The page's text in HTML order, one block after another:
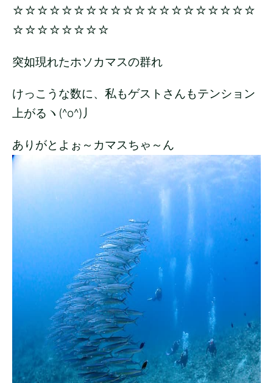
☆☆☆☆☆☆☆☆☆☆☆☆☆☆☆☆☆☆☆☆
☆☆☆☆☆☆☆☆
突如現れたホソカマスの群れ
けっこうな数に、私もゲストさんもテンション
上がるヽ(^o^)丿
ありがとよぉ～カマスちゃ～ん